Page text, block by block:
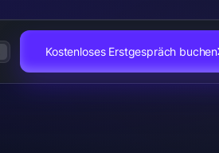
Kostenloses Erstgespräch buchen